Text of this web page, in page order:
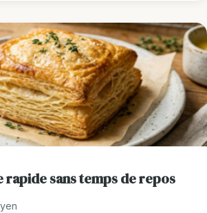
rapide sans temps de repos